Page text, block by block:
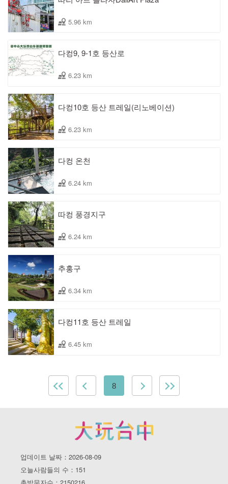
5.96 km
다컹9, 9-1호 등산로
6.23 km
다컹10호 등산 트레일(리노베이션)
6.23 km
다컹 온천
6.24 km
따컹 풍경지구
6.24 km
추홍구
6.34 km
다컹11호 등산 트레일
6.45 km
8
업데이트 날짜：2026-08-09
오늘사람들의 수：151